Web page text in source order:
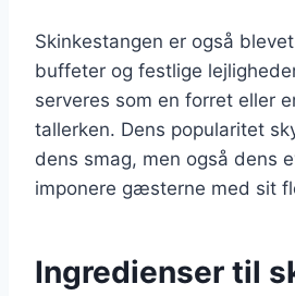
Skinkestangen er også
buffeter og festlige
serveres som en forret eller
tallerken. Dens popularitet
dens smag, men også dens
imponere gæsterne med sit
Ingredienser til